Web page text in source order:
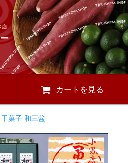
カートを見る
干菓子 和三盆